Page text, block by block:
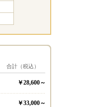
合計（税込）
￥28,600～
￥33,000～